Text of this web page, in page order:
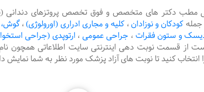
مطب دکتر های متخصص و فوق تخصص پروتزهای دندانی
کودکان و نوزادان، کلیه و مجاری ادراری (اورولوژی)،گوش،
و ستون فقرات ، جراحی عمومی ، ارتوپدی (جراحی
از قسمت نوبت دهی اینترنتی سایت اطلاعاتی همچون
کنید تا نوبت های آزاد پزشک مورد نظر به شما نمایش